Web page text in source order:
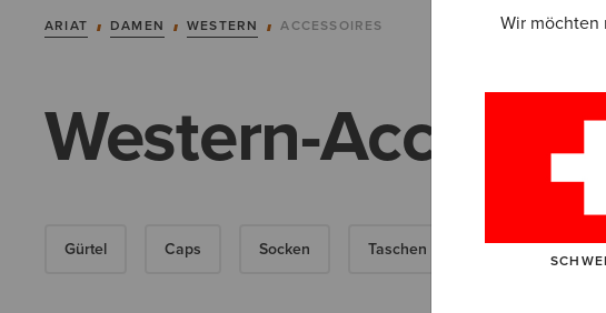
ARIAT DAMEN WESTERN ACCESSOIRES
Western-
Gürtel Caps Socken Taschen & Geldbörsen
Wir möchten